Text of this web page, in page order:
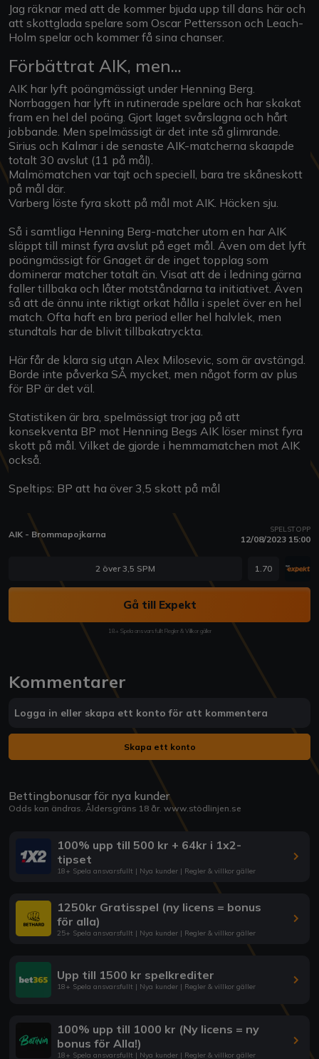
Jag räknar med att de kommer bjuda upp till dans här och
att skottglada spelare som Oscar Pettersson och Leach-
Holm spelar och kommer få sina chanser.
Förbättrat AIK, men...
AIK har lyft poängmässigt under Henning Berg.
Norrbaggen har lyft in rutinerade spelare och har skakat
fram en hel del poäng. Gjort laget svårslagna och hårt
jobbande. Men spelmässigt är det inte så glimrande.
Sirius och Kalmar i de senaste AIK-matcherna skaapde
totalt 30 avslut (11 på mål).
Malmömatchen var tajt och speciell, bara tre skåneskott
på mål där.
Varberg löste fyra skott på mål mot AIK. Häcken sju.
Så i samtliga Henning Berg-matcher utom en har AIK
släppt till minst fyra avslut på eget mål. Även om det lyft
poängmässigt för Gnaget är de inget topplag som
dominerar matcher totalt än. Visat att de i ledning gärna
faller tillbaka och låter motståndarna ta initiativet. Även
så att de ännu inte riktigt orkat hålla i spelet över en hel
match. Ofta haft en bra period eller hel halvlek, men
stundtals har de blivit tillbakatryckta.
Här får de klara sig utan Alex Milosevic, som är avstängd.
Borde inte påverka SÅ mycket, men något form av plus
för BP är det väl.
Statistiken är bra, spelmässigt tror jag på att
konsekventa BP mot Henning Begs AIK löser minst fyra
skott på mål. Vilket de gjorde i hemmamatchen mot AIK
också.
Speltips: BP att ha över 3,5 skott på mål
AIK - Brommapojkarna SPELSTOPP
12/08/2023 15:00
2 över 3,5 SPM 1.70
Gå till Expekt
18+ Spela ansvarsfullt Regler & Villkor gäller
Kommentarer
Logga in eller skapa ett konto för att kommentera
Skapa ett konto
Bettingbonusar för nya kunder
Odds kan ändras. Åldersgräns 18 år. www.stödlinjen.se
100% upp till 500 kr + 64kr i 1x2-
tipset
18+ Spela ansvarsfullt | Nya kunder | Regler & villkor gäller
1250kr Gratisspel (ny licens = bonus
för alla)
25+ Spela ansvarsfullt | Nya kunder | Regler & villkor gäller
Upp till 1500 kr spelkrediter
18+ Spela ansvarsfullt | Nya kunder | Regler & villkor gäller
100% upp till 1000 kr (Ny licens = ny
bonus för Alla!)
18+ Spela ansvarsfullt | Nya kunder | Regler & villkor gäller